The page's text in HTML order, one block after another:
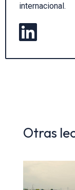
internacional.

Otras